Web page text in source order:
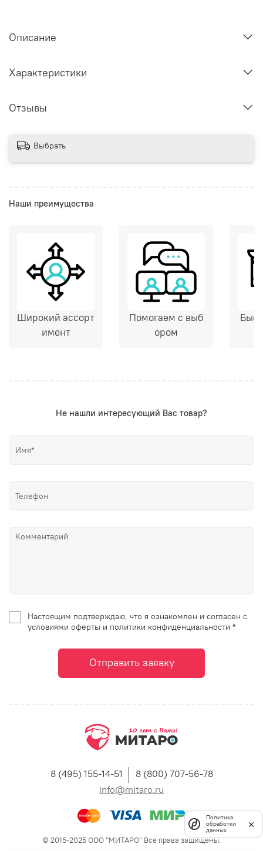
Описание
Характеристики
Отзывы
Выбрать
Наши преимущества
Широкий ассорт
имент
Помогаем с выб
ором
Не нашли интересующий Вас товар?
Настоящим подтверждаю, что я ознакомлен и согласен с
условиями оферты и политики конфиденциальности *
Отправить заявку
8 (495) 155-14-51
8 (800) 707-56-78
info@mitaro.ru
© 2015-2025 ООО "МИТАРО" Все права защищены.
Политика
обработки
данных